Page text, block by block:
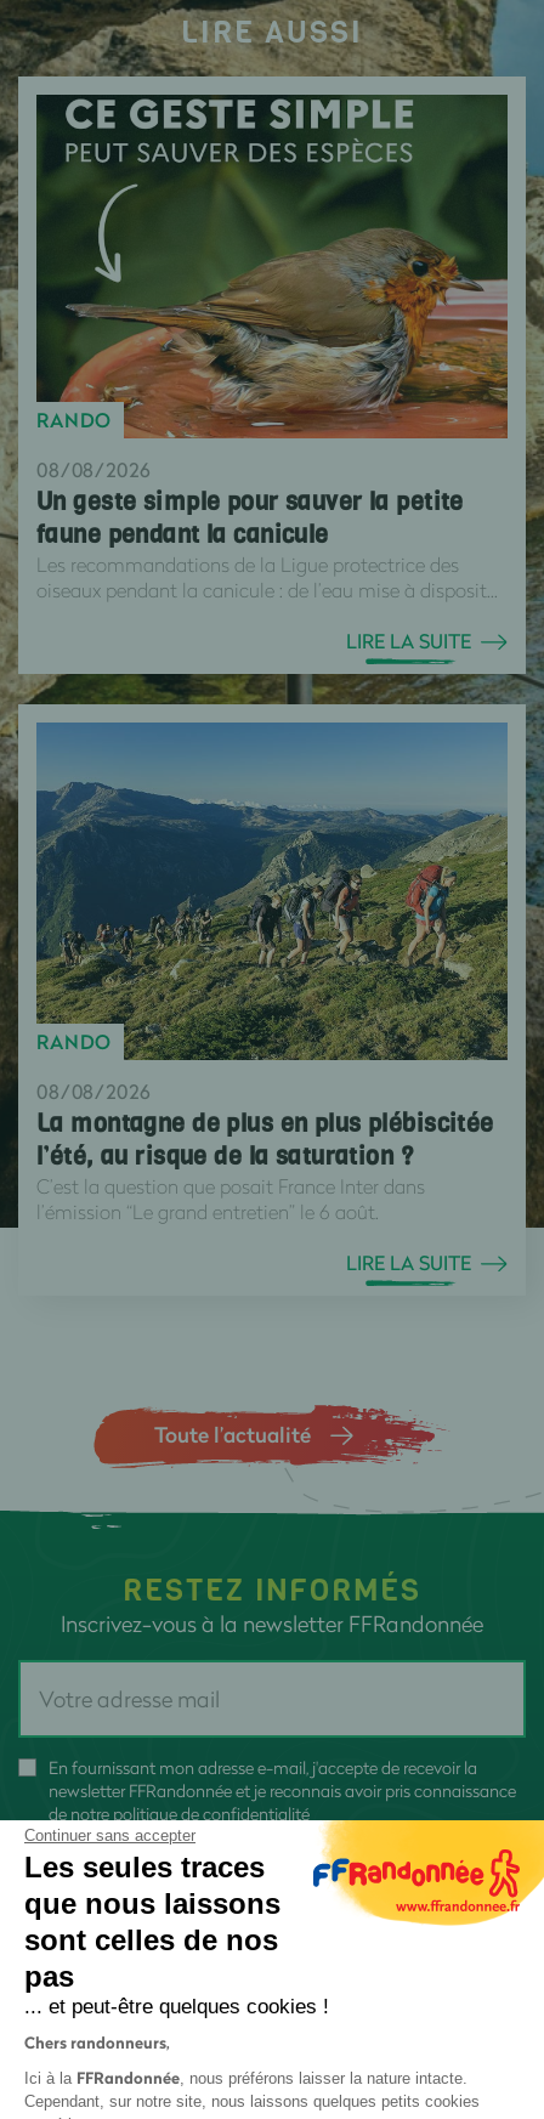
LIRE AUSSI
RANDO
08/08/2026
Un geste simple pour sauver la petite
faune pendant la canicule
Les recommandations de la Ligue protectrice des
oiseaux pendant la canicule : de l’eau mise à disposit...
LIRE LA SUITE
RANDO
08/08/2026
La montagne de plus en plus plébiscitée
l’été, au risque de la saturation ?
C’est la question que posait France Inter dans
l’émission “Le grand entretien” le 6 août.
LIRE LA SUITE
Toute l’actualité
RESTEZ INFORMÉS
Inscrivez-vous à la newsletter FFRandonnée
En fournissant mon adresse e-mail, j'accepte de recevoir la
newsletter FFRandonnée et je reconnais avoir pris connaissance
de notre politique de confidentialité
Continuer sans accepter
Les seules traces
que nous laissons
sont celles de nos
pas
... et peut-être quelques cookies !
Chers randonneurs,
Ici à la FFRandonnée, nous préférons laisser la nature intacte.
Cependant, sur notre site, nous laissons quelques petits cookies